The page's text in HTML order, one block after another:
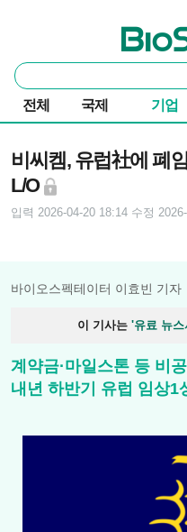
바이오스
통
합
검
색
전체 국제 기업
비씨켐, 유럽社에 폐
L/O
입력 2026-04-20 18:14 수정
바이오스펙테이터 이효빈 기자
이 기사는 '유료 뉴
계약금·마일스톤 등 비
내년 하반기 유럽 임상1